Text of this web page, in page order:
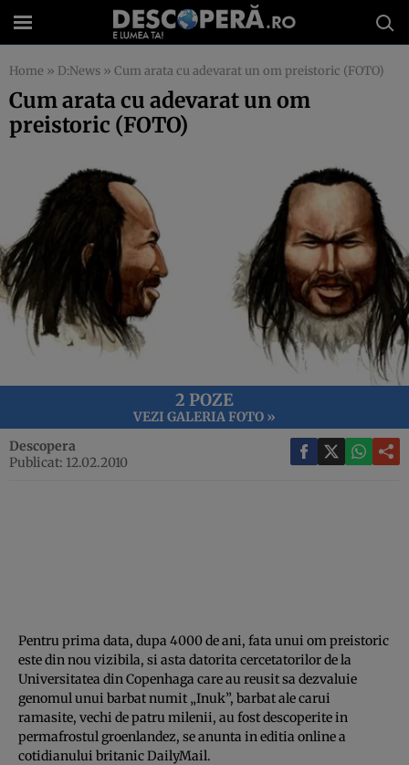
Home » D:News » Cum arata cu adevarat un om preistoric (FOTO)
Cum arata cu adevarat un om
preistoric (FOTO)
2 POZE
VEZI GALERIA FOTO »
Descopera
Publicat: 12.02.2010
Pentru prima data, dupa 4000 de ani, fata unui om preistoric
este din nou vizibila, si asta datorita cercetatorilor de la
Universitatea din Copenhaga care au reusit sa dezvaluie
genomul unui barbat numit „Inuk”, barbat ale carui
ramasite, vechi de patru milenii, au fost descoperite in
permafrostul groenlandez, se anunta in editia online a
cotidianului britanic DailyMail.